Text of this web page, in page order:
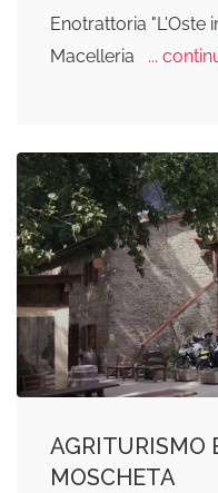
Enotrattoria "L'Oste
Macelleria
...
AGRITURISMO
MOSCHETA